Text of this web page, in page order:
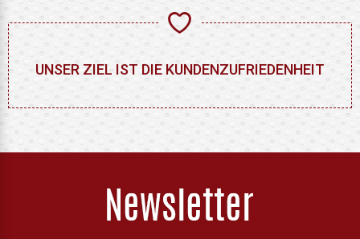
UNSER ZIEL IST DIE KUNDENZUFRIEDENHEIT